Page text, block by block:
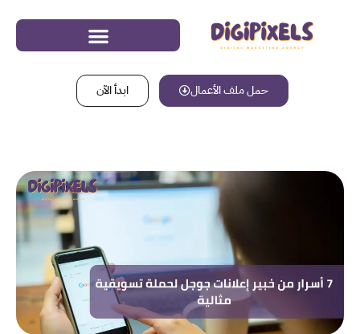
حمل ملف الأعمال ابدأ الآن